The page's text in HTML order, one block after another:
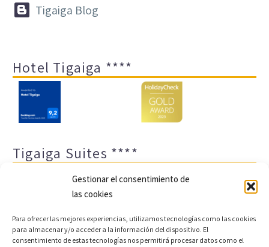
Gestionar el consentimiento de
las cookies
Para ofrecer las mejores experiencias, utilizamos tecnologías como las cookies
para almacenar y/o acceder a la información del dispositivo. El
consentimiento de estas tecnologías nos permitirá procesar datos como el

 Tigaiga Blog
Hotel Tigaiga ****
Tigaiga Suites ****